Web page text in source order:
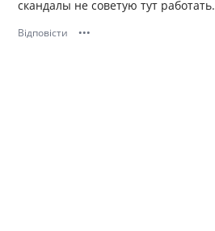
скандалы не советую тут работать.
Відповісти •••